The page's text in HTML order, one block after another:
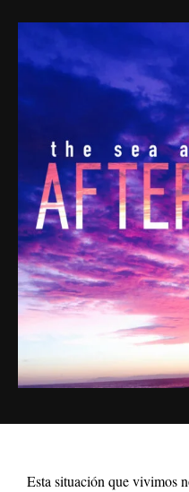
Esta situación que vivimos